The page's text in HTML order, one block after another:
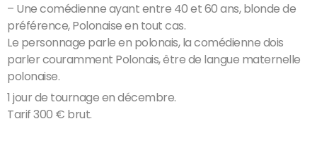
– Une comédienne ayant entre 40 et 60 ans, blonde de
préférence, Polonaise en tout cas.
Le personnage parle en polonais, la comédienne dois
parler couramment Polonais, être de langue maternelle
polonaise.
1 jour de tournage en décembre.
Tarif 300 € brut.